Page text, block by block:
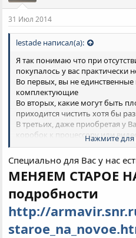
31 Июл 2014
lestade написал(а):
Я так понимаю что при
покупалось у вас практически
Во первых, вы не единственные
комплектующие
Во вторых, какие могут быть
приходится чистить хотя бы
В третьих, даже приобретая у
коробок к процессору или
только коробка от мамки.
В общем то ясно что это
Нажмите для
Специально для Вас у нас
МЕНЯЕМ СТАРОЕ
подробности
http://